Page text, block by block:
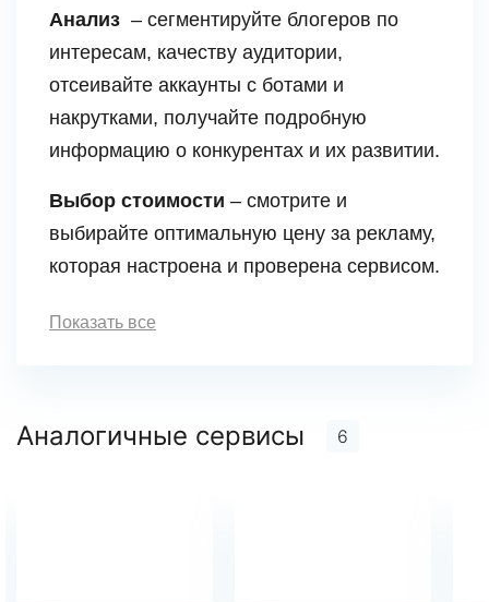
Анализ – сегментируйте блогеров по
интересам, качеству аудитории,
отсеивайте аккаунты с ботами и
накрутками, получайте подробную
информацию о конкурентах и их развитии.
Выбор стоимости – смотрите и
выбирайте оптимальную цену за рекламу,
которая настроена и проверена сервисом.
Показать все
Аналогичные сервисы 6